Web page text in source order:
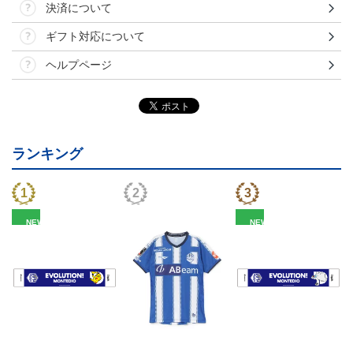
決済について
ギフト対応について
ヘルプページ
ランキング
NEW NEW